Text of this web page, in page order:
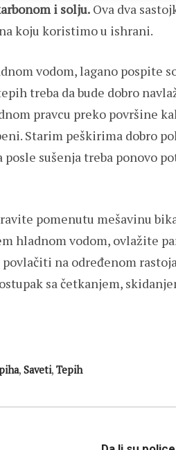
i solju. Ova dva
koju koristimo u ishrani.
vodom, lagano pospite
treba da bude dobro
pravcu preko površine
Starim peškirima dobro
sušenja treba ponovo
pomenutu mešavinu
hladnom vodom, ovlažite
na određenom
sa četkanjem,
, Saveti, Tepih